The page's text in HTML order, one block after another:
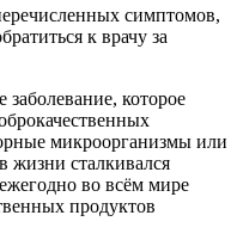
симптомов,
к врачу за
заболевание, которое
микроорганизмы или
жизни сталкивался
во всём мире
продуктов